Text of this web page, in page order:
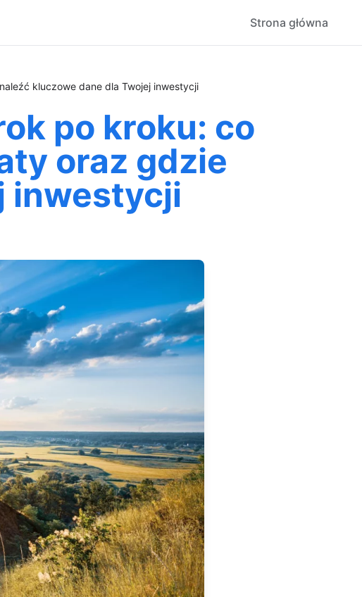
Strona główna
kluczowe dane dla Twojej inwestycji
po kroku: co
oraz gdzie
inwestycji